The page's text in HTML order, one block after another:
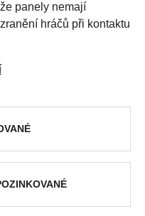
panely nemají
hráčů při kontaktu